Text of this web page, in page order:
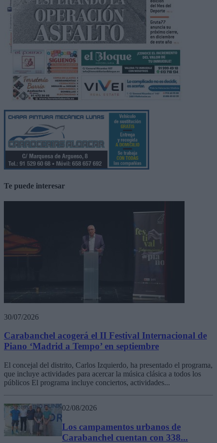
Te puede interesar
30/07/2026
Carabanchel acogerá el II Festival Internacional de
Piano ‘Madrid a Tempo’ en septiembre
El concejal del distrito, Carlos Izquierdo, ha presentado el programa,
que incluye actividades para acercar la música clásica a todos los
públicos El programa incluye conciertos, actividades...
02/08/2026
Los campamentos urbanos de
Carabanchel cuentan con 338...